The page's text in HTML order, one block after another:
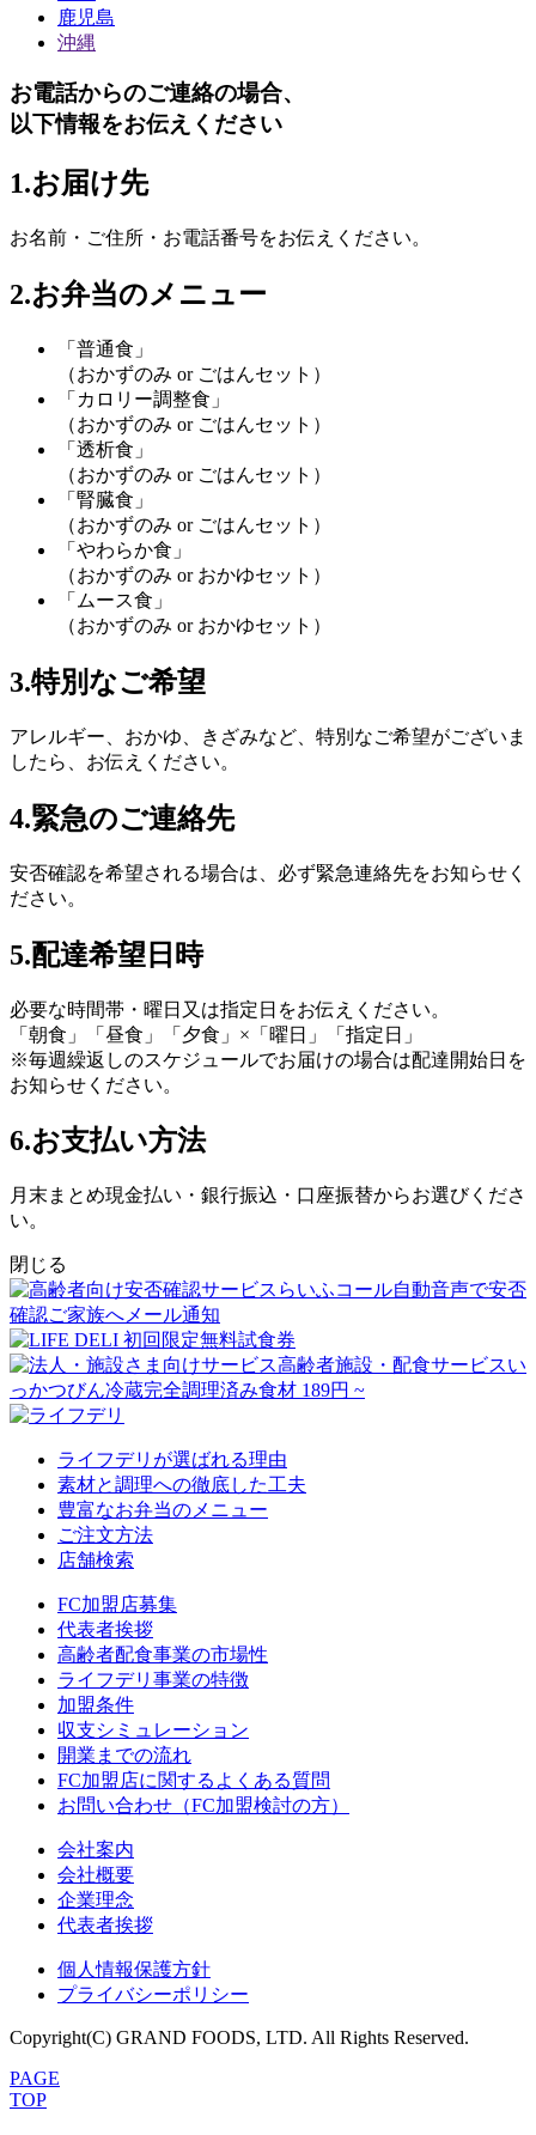
鹿児島
沖縄
お電話からのご連絡の場合、
以下情報をお伝えください
1.お届け先
お名前・ご住所・お電話番号をお伝えください。
2.お弁当のメニュー
「普通食」
（おかずのみ or ごはんセット）
「カロリー調整食」
（おかずのみ or ごはんセット）
「透析食」
（おかずのみ or ごはんセット）
「腎臓食」
（おかずのみ or ごはんセット）
「やわらか食」
（おかずのみ or おかゆセット）
「ムース食」
（おかずのみ or おかゆセット）
3.特別なご希望
アレルギー、おかゆ、きざみなど、特別なご希望がございま
したら、お伝えください。
4.緊急のご連絡先
安否確認を希望される場合は、必ず緊急連絡先をお知らせく
ださい。
5.配達希望日時
必要な時間帯・曜日又は指定日をお伝えください。
「朝食」「昼食」「夕食」×「曜日」「指定日」
※毎週繰返しのスケジュールでお届けの場合は配達開始日 を
お知らせください。
6.お支払い方法
月末まとめ現金払い・銀行振込・口座振替からお選びくださ
い。
閉じる
ライフデリが選ばれる理由
素材と調理への徹底した工夫
豊富なお弁当のメニュー
ご注文方法
店舗検索
FC加盟店募集
代表者挨拶
高齢者配食事業の市場性
ライフデリ事業の特徴
加盟条件
収支シミュレーション
開業までの流れ
FC加盟店に関するよくある質問
お問い合わせ（FC加盟検討の方）
会社案内
会社概要
企業理念
代表者挨拶
個人情報保護方針
プライバシーポリシー
Copyright(C) GRAND FOODS, LTD. All Rights Reserved.
PAGE
TOP